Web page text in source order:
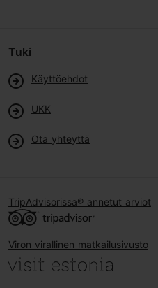
Tuki
Käyttöehdot
UKK
Ota yhteyttä
TripAdvisorissa® annetut arviot
Viron virallinen matkailusivusto